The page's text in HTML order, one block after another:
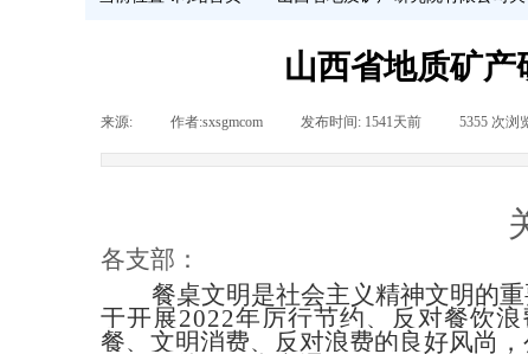
山西省地质矿
来源: 作者:sxsgmcom 发布时间: 1541天前 5355 次浏
各支部：
餐桌文明是社会主义精神文明的
于开展2022年厉行节约、反对餐饮
餐、文明消费、反对浪费的良好风尚